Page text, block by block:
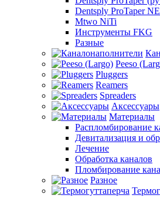
Dentsply ProTaper
Mtwo NiTi
Инструменты FKG
Разные
Peeso
Pluggers
Reamers
Spreaders
Аксессуары
Материалы
Распломбирование
Девитализация и
Лечение
Обработка каналов
Пломбирование
Разное